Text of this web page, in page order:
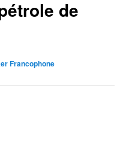
de
Francophone